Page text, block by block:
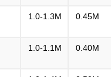
1.0-1.3M 0.45M
1.0-1.1M 0.40M